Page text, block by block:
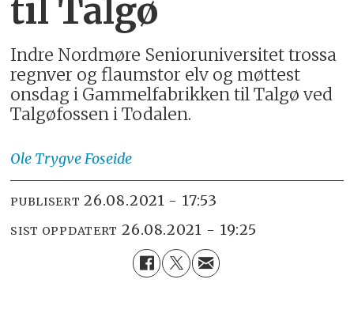
til Talgø
Indre Nordmøre Senioruniversitet trossa
regnver og flaumstor elv og møttest
onsdag i Gammelfabrikken til Talgø ved
Talgøfossen i Todalen.
Ole TrygveFoseide
PUBLISERT 26.08.2021 - 17:53
SIST OPPDATERT 26.08.2021 - 19:25